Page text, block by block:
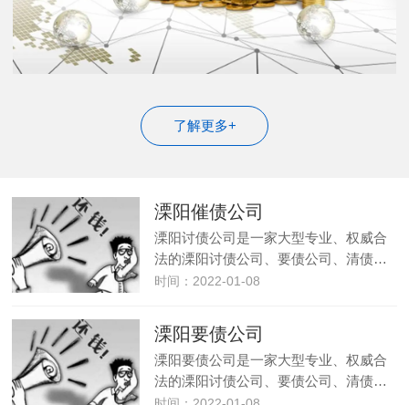
了解更多+
溧阳催债公司
溧阳讨债公司是一家大型专业、权威合
法的溧阳讨债公司、要债公司、清债…
时间：2022-01-08
溧阳要债公司
溧阳要债公司是一家大型专业、权威合
法的溧阳讨债公司、要债公司、清债…